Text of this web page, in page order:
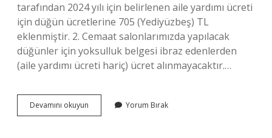
tarafından 2024 yılı için belirlenen aile yardımı ücreti
için düğün ücretlerine 705 (Yediyüzbeş) TL
eklenmiştir. 2. Cemaat salonlarımızda yapılacak
düğünler için yoksulluk belgesi ibraz edenlerden
(aile yardımı ücreti hariç) ücret alınmayacaktır.…
Devamını okuyun
Için
Yorum Bırak